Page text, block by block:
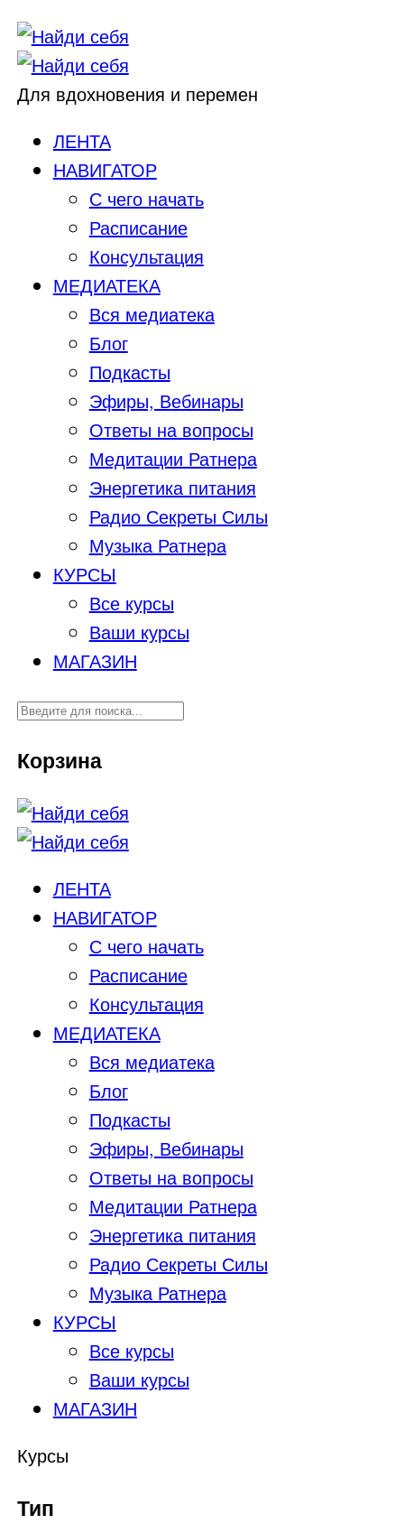
Для вдохновения и перемен
ЛЕНТА
НАВИГАТОР
С чего начать
Расписание
Консультация
МЕДИАТЕКА
Вся медиатека
Блог
Подкасты
Эфиры, Вебинары
Ответы на вопросы
Медитации Ратнера
Энергетика питания
Радио Секреты Силы
Музыка Ратнера
КУРСЫ
Все курсы
Ваши курсы
МАГАЗИН
Корзина
ЛЕНТА
НАВИГАТОР
С чего начать
Расписание
Консультация
МЕДИАТЕКА
Вся медиатека
Блог
Подкасты
Эфиры, Вебинары
Ответы на вопросы
Медитации Ратнера
Энергетика питания
Радио Секреты Силы
Музыка Ратнера
КУРСЫ
Все курсы
Ваши курсы
МАГАЗИН
Курсы
Тип